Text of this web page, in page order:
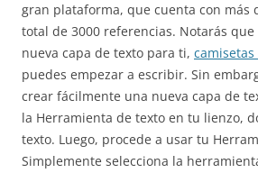
gran plataforma, que cuenta con más
total de 3000 referencias. Notarás
nueva capa de texto para ti,
puedes empezar a escribir. Sin
crear fácilmente una nueva capa de
la Herramienta de texto en tu lienzo,
texto. Luego, procede a usar tu
Simplemente selecciona la